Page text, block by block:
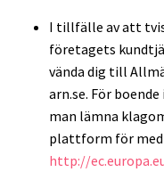
I tillfälle av att
företagets
vända dig till
arn.se. För
man lämna
plattform för
http://